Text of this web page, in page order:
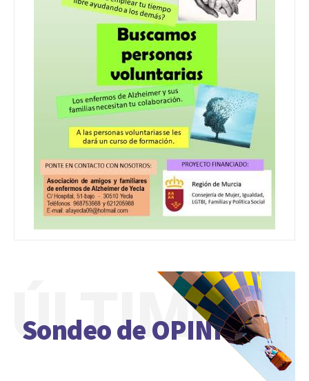
Sondeo de OPINIÓN
ÚLTIMO